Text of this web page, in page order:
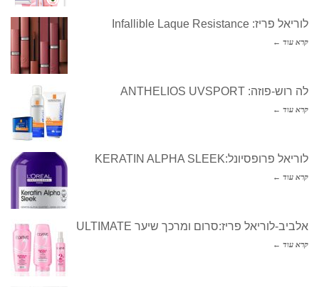
לוריאל פריז: Infallible Laque Resistance
קרא עוד ←
לה רוש-פוזה: ANTHELIOS UVSPORT
קרא עוד ←
לוריאל פרופסיונל:KERATIN ALPHA SLEEK
קרא עוד ←
אלביב-לוריאל פריז:סרום ומרכך שיער ULTIMATE
קרא עוד ←